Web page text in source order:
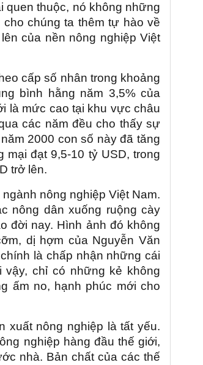
quen thuộc, nó không những
chúng ta thêm tự hào về
của nền nông nghiệp Việt
cấp số nhân trong khoảng
bình hằng năm 3,5% của
là mức cao tại khu vực châu
các năm đều cho thấy sự
2000 con số này đã tăng
đạt 9,5-10 tỷ USD, trong
trở lên.
nông nghiệp Việt Nam.
nông dân xuống ruộng cày
đời nay. Hình ảnh đó không
dị hợm của Nguyễn Văn
là chấp nhận những cái
chỉ có những kẻ không
ấm no, hạnh phúc mới cho
xuất nông nghiệp là tất yếu.
nghiệp hàng đầu thế giới,
nhà. Bản chất của các thế